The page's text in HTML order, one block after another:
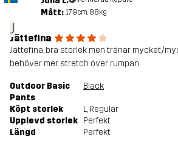
J
Mått: 179cm, 88kg
Jättefina
Jättefina, bra storlek men tränar mycket/
behöver mer stretch över rumpan
Outdoor Basic
Pants
Black
Köpt storlek L, Regular
Upplevd storlek Perfekt
Längd
Perfekt